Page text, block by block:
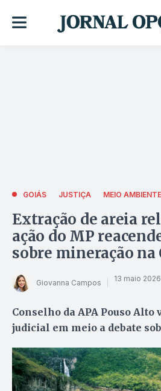
GOIÁS JUSTIÇA MEIO AMBIENTE
Extração de areia
ação do MP
sobre mineração na
Giovanna Campos 13 maio
Conselho da APA Pouso
judicial em meio a debate